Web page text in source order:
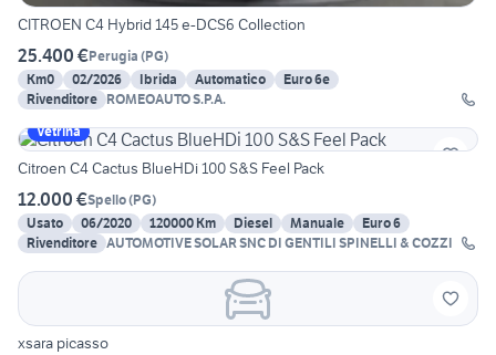
CITROEN C4 Hybrid 145 e-DCS6 Collection
25.400 €Perugia (PG)
Km0
02/2026 Ibrida Automatico
Euro 6e
Rivenditore ROMEOAUTO S.P.A.
Vetrina
Citroen C4 Cactus BlueHDi 100 S&S Feel Pack
12.000 €Spello(PG)
Usato
06/2020 120000 Km Diesel Manuale
Euro 6
Rivenditore AUTOMOTIVE SOLAR SNC DI GENTILI SPINELLI & COZZI
xsara picasso